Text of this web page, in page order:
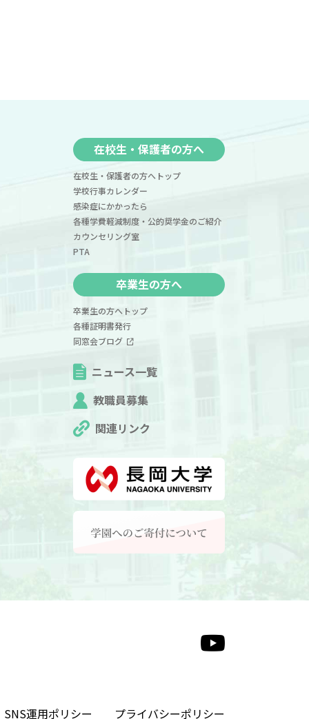
在校生・保護者の方へ
在校生・保護者の方へトップ
学校行事カレンダー
感染症にかかったら
各種学費軽減制度・公的奨学金のご紹介
カウンセリング室
PTA
卒業生の方へ
卒業生の方へトップ
各種証明書発行
同窓会ブログ
ニュース一覧
教職員募集
関連リンク
SNS運用ポリシー プライバシーポリシー